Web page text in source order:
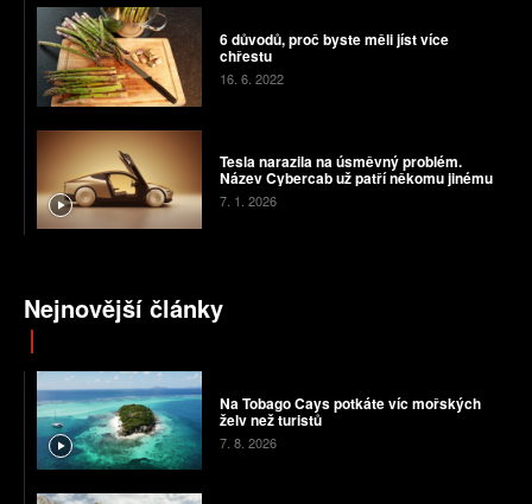
6 důvodů, proč byste měli jíst více
chřestu
16. 6. 2022
Tesla narazila na úsměvný problém.
Název Cybercab už patří někomu jinému
7. 1. 2026
Nejnovější články
Na Tobago Cays potkáte víc mořských
želv než turistů
7. 8. 2026